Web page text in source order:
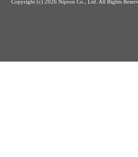
Copyright (c) 2026 Nipron Co., Ltd. All Rights